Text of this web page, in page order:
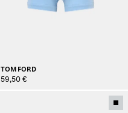
TOM FORD
59,50 €